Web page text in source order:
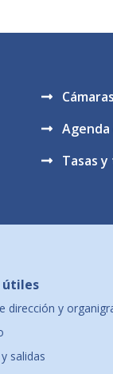
Tasas
útiles
dirección y
salidas